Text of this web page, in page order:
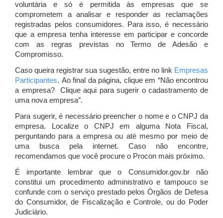
voluntária e só é permitida às empresas que se
comprometem a analisar e responder as reclamações
registradas pelos consumidores. Para isso, é necessário
que a empresa tenha interesse em participar e concorde
com as regras previstas no Termo de Adesão e
Compromisso.
Caso queira registrar sua sugestão, entre no link Empresas
Participantes. Ao final da página, clique em “Não encontrou
a empresa? Clique aqui para sugerir o cadastramento de
uma nova empresa”.
Para sugerir, é necessário preencher o nome e o CNPJ da
empresa. Localize o CNPJ em alguma Nota Fiscal,
perguntando para a empresa ou até mesmo por meio de
uma busca pela internet. Caso não encontre,
recomendamos que você procure o Procon mais próximo.
É importante lembrar que o Consumidor.gov.br não
constitui um procedimento administrativo e tampouco se
confunde com o serviço prestado pelos Órgãos de Defesa
do Consumidor, de Fiscalização e Controle, ou do Poder
Judiciário.